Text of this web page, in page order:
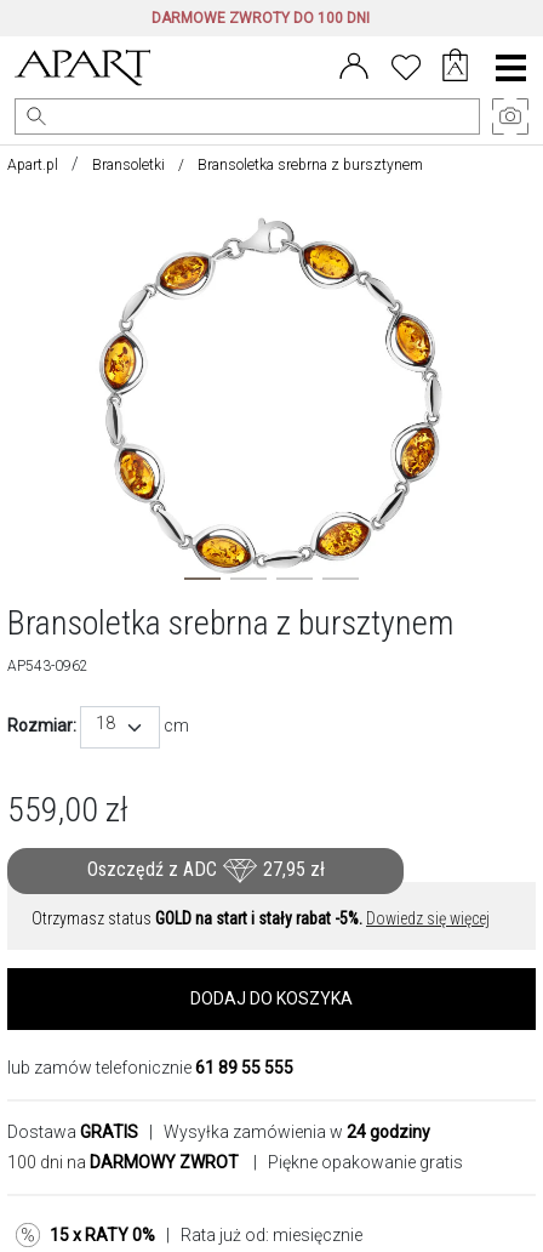
DARMOWE ZWROTY DO 100 DNI
Menu
główne
Apart.pl Bransoletki Bransoletka srebrna z bursztynem
Bransoletka srebrna z bursztynem
AP543-0962
Rozmiar: 18 cm
559,00 zł
Oszczędź z ADC 27,95 zł
Otrzymasz status GOLD na start i stały rabat -5%. Dowiedz się więcej
DODAJ DO KOSZYKA
lub zamów telefonicznie61 89 55 555
Dostawa GRATIS | Wysyłka zamówienia w 24 godziny
100 dni na DARMOWY ZWROT | Piękne opakowanie gratis
15 x RATY 0% | Rata już od: miesięcznie